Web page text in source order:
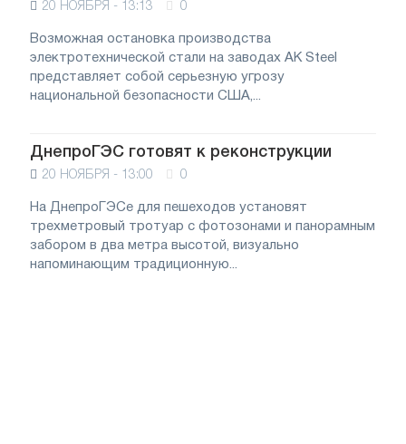
20 НОЯБРЯ - 13:13 0
Возможная остановка производства
электротехнической стали на заводах AK Steel
представляет собой серьезную угрозу
национальной безопасности США,...
ДнепроГЭС готовят к реконструкции
20 НОЯБРЯ - 13:00 0
На ДнепроГЭСе для пешеходов установят
трехметровый тротуар с фотозонами и панорамным
забором в два метра высотой, визуально
напоминающим традиционную...